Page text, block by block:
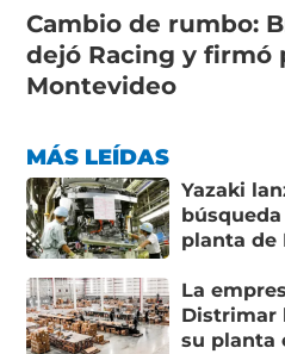
Cambio de rumbo:
dejó Racing y firmó
Montevideo
MÁS LEÍDAS
Yazaki
planta de
La
Distrimar
su planta